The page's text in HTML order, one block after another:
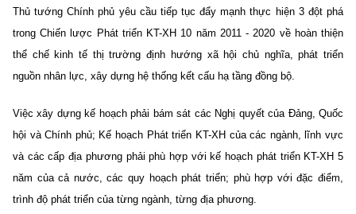
Thủ tướng Chính phủ yêu cầu tiếp tục đẩy mạnh thực hiện 3 đột phá
trong Chiến lược Phát triển KT-XH 10 năm 2011 - 2020 về hoàn thiện
thể chế kinh tế thị trường định hướng xã hội chủ nghĩa, phát triển
nguồn nhân lực, xây dựng hệ thống kết cấu hạ tầng đồng bộ.
Việc xây dựng kế hoạch phải bám sát các Nghị quyết của Đảng, Quốc
hội và Chính phủ; Kế hoạch Phát triển KT-XH của các ngành, lĩnh vực
và các cấp địa phương phải phù hợp với kế hoạch phát triển KT-XH 5
năm của cả nước, các quy hoạch phát triển; phù hợp với đặc điểm,
trình độ phát triển của từng ngành, từng địa phương.